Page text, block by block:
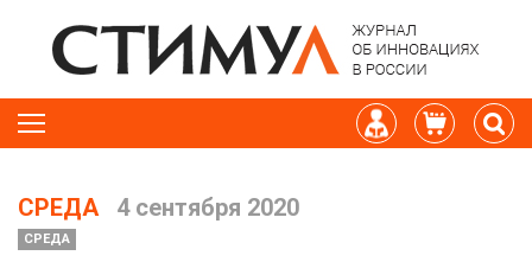
СРЕДА 4 сентября 2020
СРЕДА